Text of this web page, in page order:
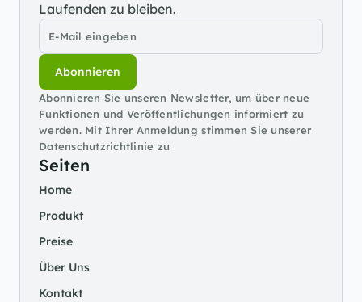
Laufenden zu bleiben.
Abonnieren
Abonnieren Sie unseren Newsletter, um über neue
Funktionen und Veröffentlichungen informiert zu
werden. Mit Ihrer Anmeldung stimmen Sie unserer
Datenschutzrichtlinie zu
Seiten
Home
Produkt
Preise
Über Uns
Kontakt